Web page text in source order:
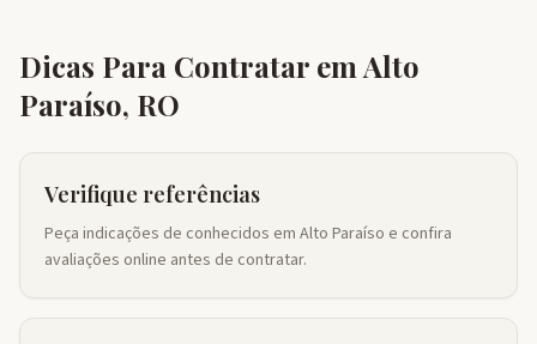
Dicas Para Contratar em Alto
Paraíso, RO
Verifique referências
Peça indicações de conhecidos em Alto Paraíso e confira
avaliações online antes de contratar.